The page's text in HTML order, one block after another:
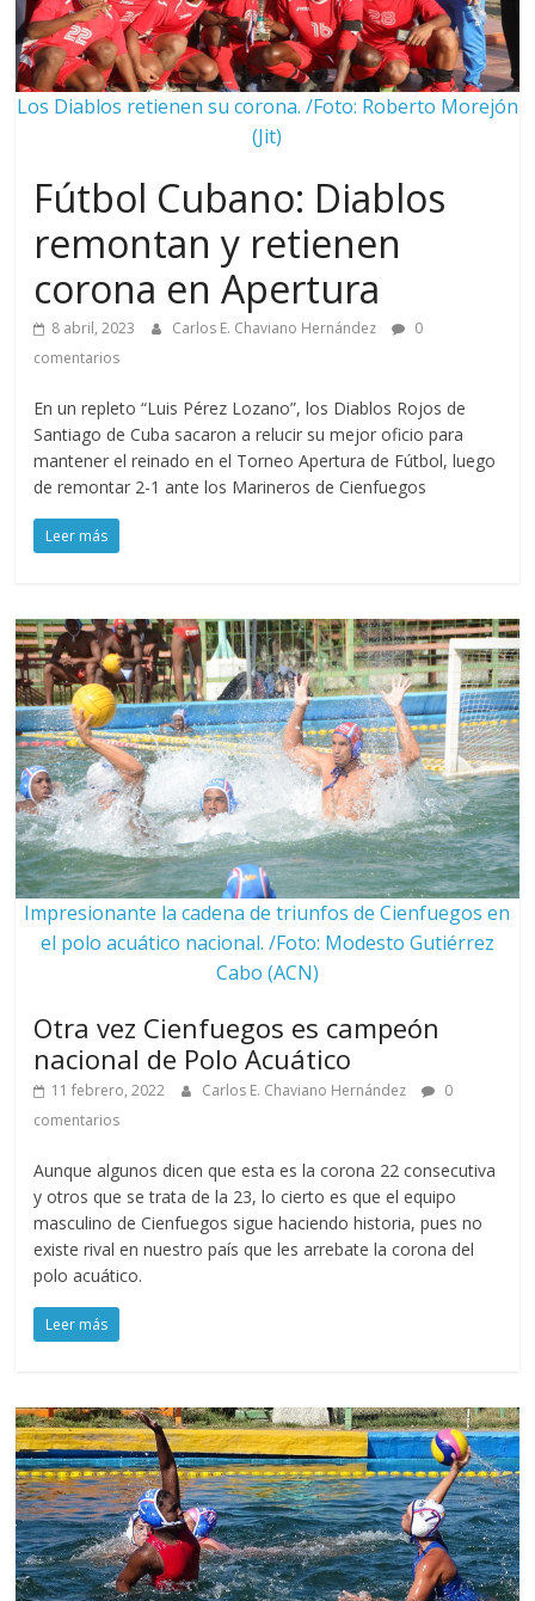
Los Diablos retienen su corona. /Foto: Roberto Morejón
(Jit)
Fútbol Cubano: Diablos
remontan y retienen
corona en Apertura
8 abril, 2023 Carlos E. Chaviano Hernández
0
comentarios
En un repleto “Luis Pérez Lozano”, los Diablos Rojos de
Santiago de Cuba sacaron a relucir su mejor oficio para
mantener el reinado en el Torneo Apertura de Fútbol, luego
de remontar 2-1 ante los Marineros de Cienfuegos
Leer más
Impresionante la cadena de triunfos de Cienfuegos en
el polo acuático nacional. /Foto: Modesto Gutiérrez
Cabo (ACN)
Otra vez Cienfuegos es campeón
nacional de Polo Acuático
11 febrero, 2022 Carlos E. Chaviano Hernández
0
comentarios
Aunque algunos dicen que esta es la corona 22 consecutiva
y otros que se trata de la 23, lo cierto es que el equipo
masculino de Cienfuegos sigue haciendo historia, pues no
existe rival en nuestro país que les arrebate la corona del
polo acuático.
Leer más